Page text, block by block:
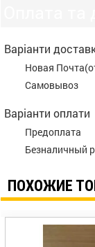
Варіанти
Новая
Самовывоз
Варіанти оплати
Предоплата
Безналичный
ПОХОЖИЕ